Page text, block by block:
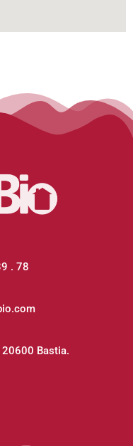
. 78
Bastia.